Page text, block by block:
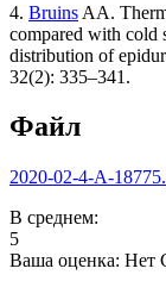
4. Bruins AA.
compared with cold
distribution of
32(2): 335–341.
Файл
2020-02-4-A-
В среднем:
5
Ваша оценка: Нет